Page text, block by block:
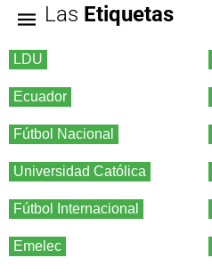
Las Etiquetas
LDU
Ecuador
Fútbol Nacional
Universidad Católica
Fútbol Internacional
Emelec